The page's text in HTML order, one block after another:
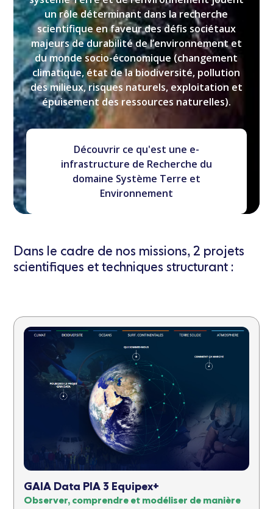
un rôle déterminant dans la recherche
scientifique en faveur des défis sociétaux
majeurs de durabilité de l’environnement et
du monde socio-économique (changement
climatique, état de la biodiversité, pollution
des milieux, risques naturels, exploitation et
épuisement des ressources naturelles).
Découvrir ce qu'est une e-
infrastructure de Recherche du
domaine Système Terre et
Environnement
Dans le cadre de nos missions, 2 projets
scientifiques et techniques structurant :
GAIA Data PIA 3 Equipex+
Observer, comprendre et modéliser de manière